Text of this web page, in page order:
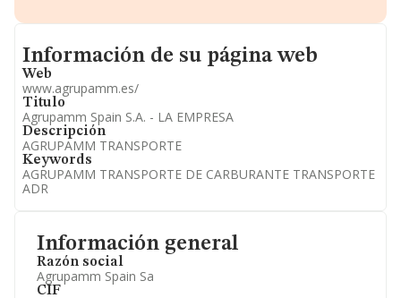
Información general
Razón social
Agrupamm Spain Sa
CIF
Información oficial y registral complementaria.
Informacion de su página web
Información de su página web
Web
www.agrupamm.es/
Titulo
Agrupamm Spain S.A. - LA EMPRESA
Descripción
AGRUPAMM TRANSPORTE
Keywords
AGRUPAMM TRANSPORTE DE CARBURANTE TRANSPORTE
ADR